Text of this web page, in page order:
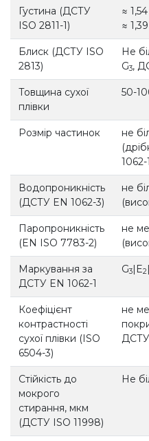
Густина (ДСТУ
ISO 2811-1)
≈
≈
Блиск (ДСТУ ISO
2813)
Не
G3,
Товщина сухої
плівки
50-
Розмір частинок
не
1062-
Водопроникність
(ДСТУ EN 1062-3)
не
Паропроникність
(EN ISO 7783-2)
не
Маркування за
ДСТУ EN 1062-1
G3|E2
Коефіцієнт
контрастності
сухої плівки (ISO
6504-3)
не
ДСТУ
Стійкість до
мокрого
стирання, мкм
(ДСТУ ISO 11998)
Не